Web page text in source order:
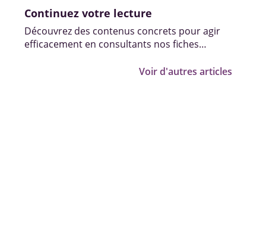
Continuez votre lecture
Découvrez des contenus concrets pour agir
efficacement en consultants nos fiches
Voir d'autres articles